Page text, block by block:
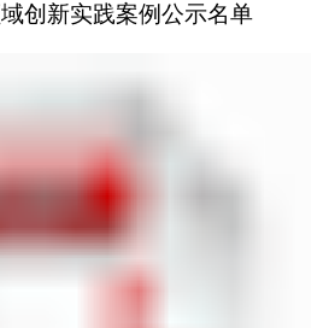
创新实践案例公示名单